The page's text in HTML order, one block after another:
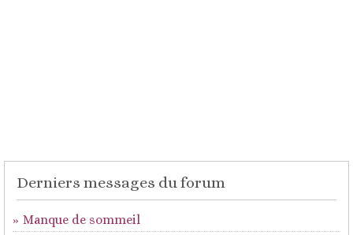
Derniers messages du forum
Manque de sommeil